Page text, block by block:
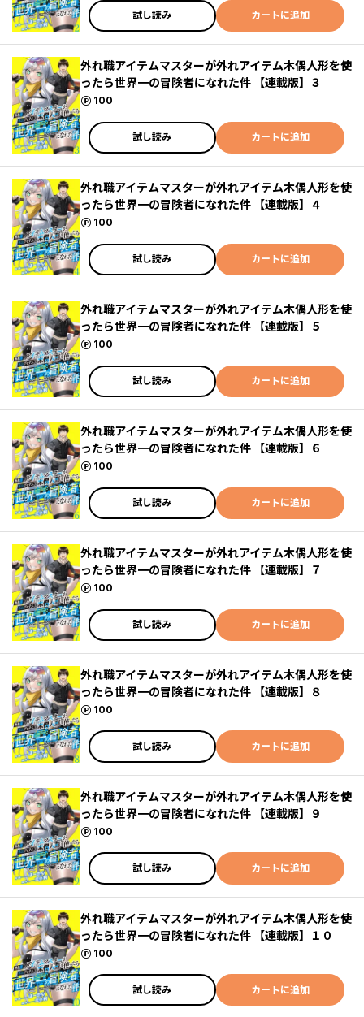
試し読み カートに追加
外れ職アイテムマスターが外れアイテム木偶人形を使
ったら世界一の冒険者になれた件 【連載版】３
100
ポイント
試し読み カートに追加
外れ職アイテムマスターが外れアイテム木偶人形を使
ったら世界一の冒険者になれた件 【連載版】４
100
ポイント
試し読み カートに追加
外れ職アイテムマスターが外れアイテム木偶人形を使
ったら世界一の冒険者になれた件 【連載版】５
100
ポイント
試し読み カートに追加
外れ職アイテムマスターが外れアイテム木偶人形を使
ったら世界一の冒険者になれた件 【連載版】６
100
ポイント
試し読み カートに追加
外れ職アイテムマスターが外れアイテム木偶人形を使
ったら世界一の冒険者になれた件 【連載版】７
100
ポイント
試し読み カートに追加
外れ職アイテムマスターが外れアイテム木偶人形を使
ったら世界一の冒険者になれた件 【連載版】８
100
ポイント
試し読み カートに追加
外れ職アイテムマスターが外れアイテム木偶人形を使
ったら世界一の冒険者になれた件 【連載版】９
100
ポイント
試し読み カートに追加
外れ職アイテムマスターが外れアイテム木偶人形を使
ったら世界一の冒険者になれた件 【連載版】１０
100
ポイント
試し読み カートに追加